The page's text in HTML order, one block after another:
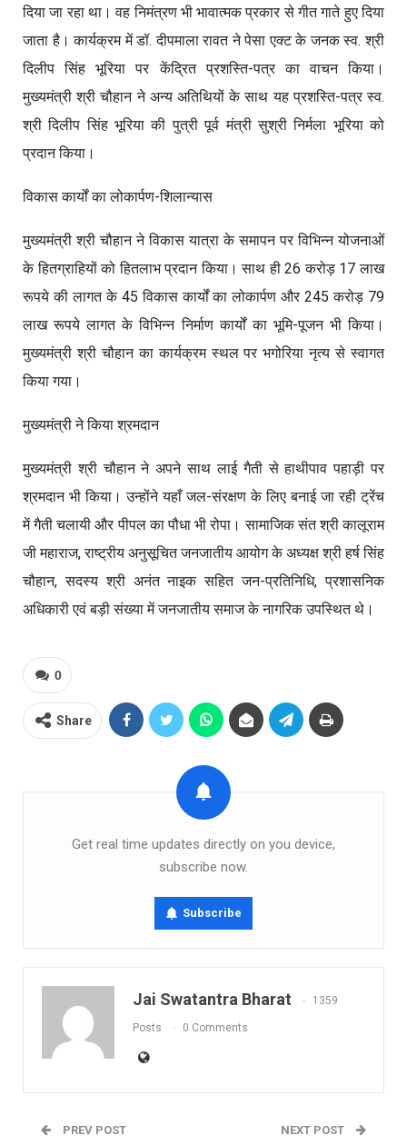
दिया जा रहा था। वह निमंत्रण भी भावात्मक प्रकार से गीत गाते हुए दिया
जाता है। कार्यक्रम में डॉ. दीपमाला रावत ने पेसा एक्ट के जनक स्व. श्री
दिलीप सिंह भूरिया पर केंद्रित प्रशस्ति-पत्र का वाचन किया।
मुख्यमंत्री श्री चौहान ने अन्य अतिथियों के साथ यह प्रशस्ति-पत्र स्व.
श्री दिलीप सिंह भूरिया की पुत्री पूर्व मंत्री सुश्री निर्मला भूरिया को
प्रदान किया।
विकास कार्यों का लोकार्पण-शिलान्यास
मुख्यमंत्री श्री चौहान ने विकास यात्रा के समापन पर विभिन्न योजनाओं
के हितग्राहियों को हितलाभ प्रदान किया। साथ ही 26 करोड़ 17 लाख
रूपये की लागत के 45 विकास कार्यों का लोकार्पण और 245 करोड़ 79
लाख रूपये लागत के विभिन्न निर्माण कार्यों का भूमि-पूजन भी किया।
मुख्यमंत्री श्री चौहान का कार्यक्रम स्थल पर भगोरिया नृत्य से स्वागत
किया गया।
मुख्यमंत्री ने किया श्रमदान
मुख्यमंत्री श्री चौहान ने अपने साथ लाई गैती से हाथीपाव पहाड़ी पर
श्रमदान भी किया। उन्होंने यहाँ जल-संरक्षण के लिए बनाई जा रही ट्रेंच
में गैती चलायी और पीपल का पौधा भी रोपा। सामाजिक संत श्री कालूराम
जी महाराज, राष्ट्रीय अनुसूचित जनजातीय आयोग के अध्यक्ष श्री हर्ष सिंह
चौहान, सदस्यश्री अनंत नाइक सहित जन-प्रतिनिधि, प्रशासनिक
अधिकारी एवं बड़ी संख्या में जनजातीय समाज के नागरिक उपस्थित थे।
0
Share
Get real time updates directly on you device,
subscribe now.
Subscribe
Jai Swatantra Bharat 1359
Posts 0 Comments
PREV POST NEXT POST